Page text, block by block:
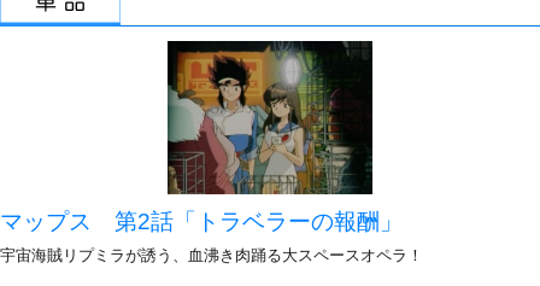
マップス 第2話「トラベラーの報酬」
宇宙海賊リプミラが誘う、血沸き肉踊る大スペースオペラ！